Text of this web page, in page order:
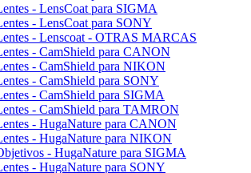
- LensCoat para SIGMA
- LensCoat para SONY
- Lenscoat - OTRAS MARCAS
- CamShield para CANON
- CamShield para NIKON
- CamShield para SONY
- CamShield para SIGMA
- CamShield para TAMRON
- HugaNature para CANON
- HugaNature para NIKON
- HugaNature para SIGMA
- HugaNature para SONY